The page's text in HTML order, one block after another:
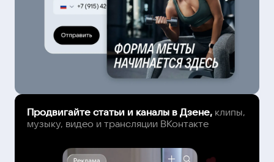
Продвигайте статьи и каналы в Дзене, клипы,
музыку, видео и трансляции ВКонтакте